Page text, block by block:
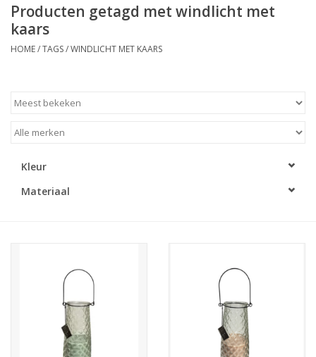
Geurkaarsen
Tafelhaarden
Kaarsenhouders
LED Kaarsen
Producten getagd met windlicht met
kaars
HOME/TAGS/WINDLICHT MET KAARS
Kleur
Materiaal